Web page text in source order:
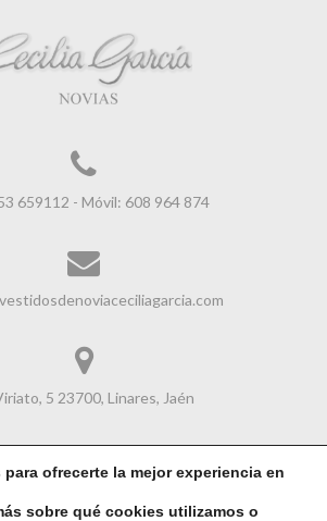
659112 - Móvil: 608 964 874
5 23700, Linares, Jaén
ofrecerte la mejor experiencia en
sobre qué cookies utilizamos o